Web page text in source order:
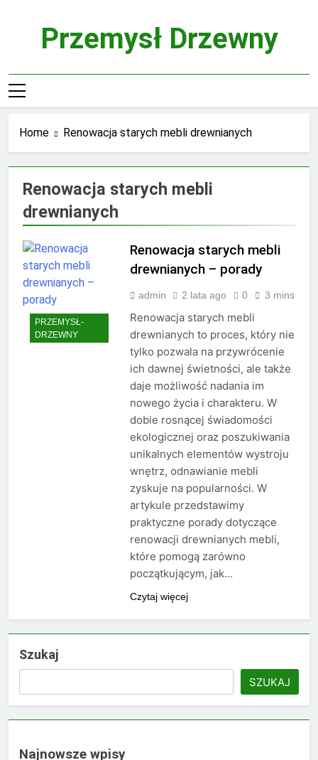
Przemysł Drzewny
Home Renowacja starych mebli drewnianych
Renowacja starych mebli
drewnianych
PRZEMYSŁ-
DRZEWNY
Renowacja starych mebli
drewnianych – porady
admin 2 lata ago 0 3 mins
Renowacja starych mebli
drewnianych to proces, który nie
tylko pozwala na przywrócenie
ich dawnej świetności, ale także
daje możliwość nadania im
nowego życia i charakteru. W
dobie rosnącej świadomości
ekologicznej oraz poszukiwania
unikalnych elementów wystroju
wnętrz, odnawianie mebli
zyskuje na popularności. W
artykule przedstawimy
praktyczne porady dotyczące
renowacji drewnianych mebli,
które pomogą zarówno
początkującym, jak…
Czytaj więcej
Szukaj
SZUKAJ
Najnowsze wpisy